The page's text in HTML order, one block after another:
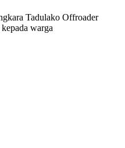
Tadulako Offroader
warga